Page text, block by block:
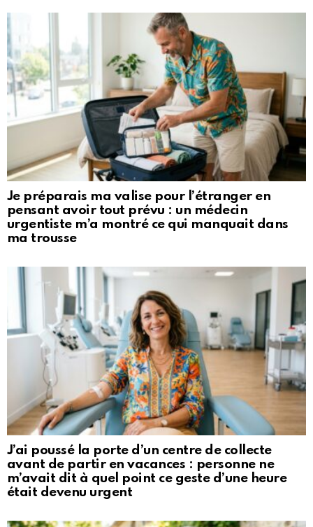
Je préparais ma valise pour l’étranger en
pensant avoir tout prévu : un médecin
urgentiste m’a montré ce qui manquait dans
ma trousse
J’ai poussé la porte d’un centre de collecte
avant de partir en vacances : personne ne
m’avait dit à quel point ce geste d’une heure
était devenu urgent